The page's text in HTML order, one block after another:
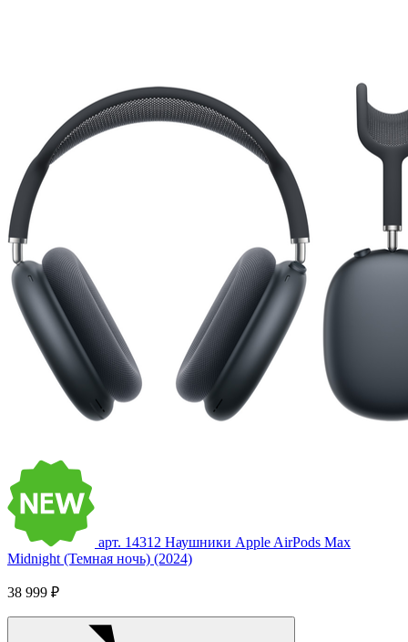
арт. 14312 Наушники Apple AirPods Max
Midnight (Темная ночь) (2024)
38 999 ₽